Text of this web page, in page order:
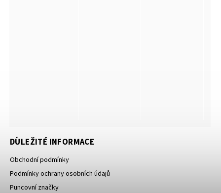
DŮLEŽITÉ INFORMACE
Obchodní podmínky
Podmínky ochrany osobních údajů
Puncovní značky